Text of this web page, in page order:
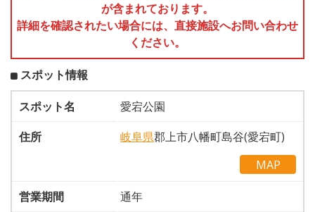
が含まれております。
詳細を確認されたい場合には、直接施設へお問い合わせ
ください。
スポット情報
スポット名
愛宕公園
住所
岐阜県郡上市八幡町島谷(愛宕町)
MAP
営業期間
通年